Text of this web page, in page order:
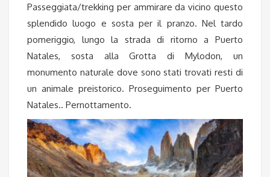
Passeggiata/trekking per ammirare da vicino questo
splendido luogo e sosta per il pranzo. Nel tardo
pomeriggio, lungo la strada di ritorno a Puerto
Natales, sosta alla Grotta di Mylodon, un
monumento naturale dove sono stati trovati resti di
un animale preistorico. Proseguimento per Puerto
Natales.. Pernottamento.